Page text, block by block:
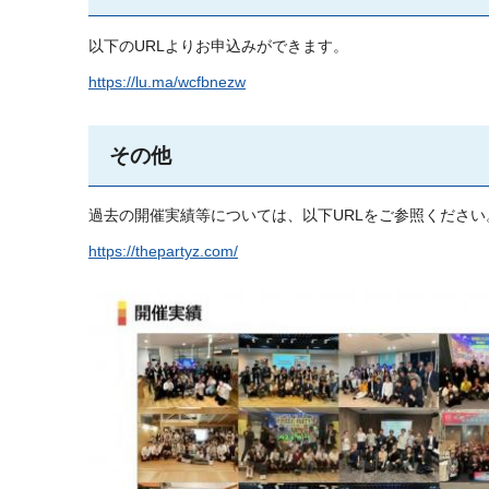
以下のURLよりお申込みができます。
https://lu.ma/wcfbnezw
その他
過去の開催実績等については、以下URLをご参照ください
https://thepartyz.com/